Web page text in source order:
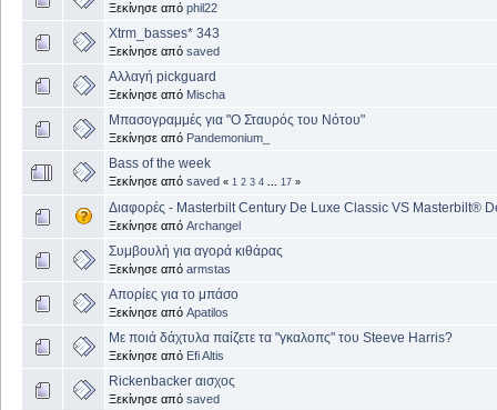
Ξεκίνησε από phil22
Xtrm_basses* 343
Ξεκίνησε από saved
Αλλαγή pickguard
Ξεκίνησε από Mischa
Μπασογραμμές για "Ο Σταυρός του Νότου"
Ξεκίνησε από Pandemonium_
Bass of the week
Ξεκίνησε από saved « 1 2 3 4 ... 17 »
Διαφορές - Masterbilt Century De Luxe Classic VS Masterbilt®
Ξεκίνησε από Archangel
Συμβουλή για αγορά κιθάρας
Ξεκίνησε από armstas
Απορίες για το μπάσο
Ξεκίνησε από Apatilos
Με ποιά δάχτυλα παίζετε τα "γκαλοπς" του Steeve Harris?
Ξεκίνησε από Efi Altis
Rickenbacker αισχος
Ξεκίνησε από saved